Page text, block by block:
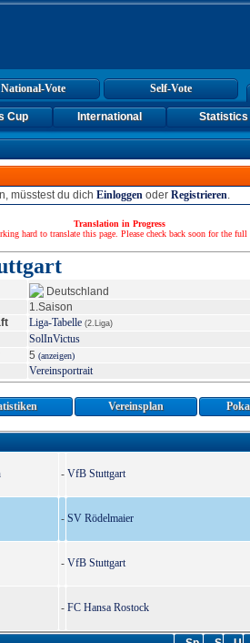
National-Vote Self-Vote
Cup International Statistics
müsstest du dich Einloggen oder Registrieren.
Translation in Progress
hard to translate this page. Please check back soon for the full
Deutschland
1.Saison
Liga-Tabelle (2.Liga)
SolInVictus
5 (anzeigen)
Vereinsportrait
Vereinsplan
- VfB Stuttgart
- SV Rödelmaier
- VfB Stuttgart
- FC Hansa Rostock